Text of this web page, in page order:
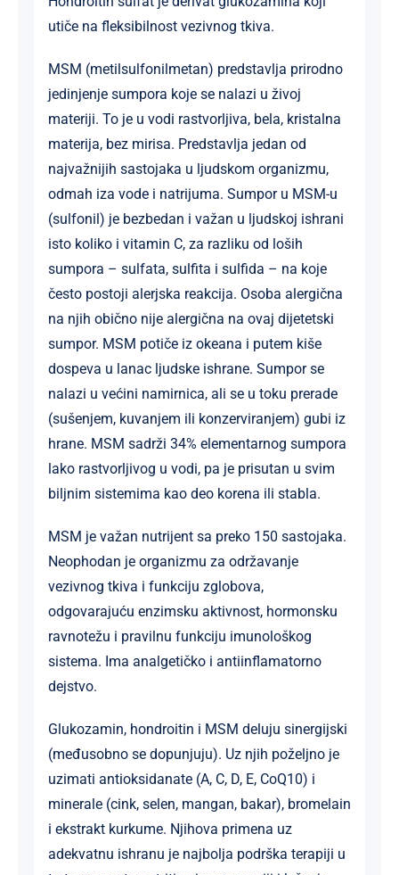
utiče na fleksibilnost vezivnog tkiva.
MSM (metilsulfonilmetan) predstavlja prirodno
jedinjenje sumpora koje se nalazi u živoj
materiji. To je u vodi rastvorljiva, bela, kristalna
materija, bez mirisa. Predstavlja jedan od
najvažnijih sastojaka u ljudskom organizmu,
odmah iza vode i natrijuma. Sumpor u MSM-u
(sulfonil) je bezbedan i važan u ljudskoj ishrani
isto koliko i vitamin C, za razliku od loših
sumpora – sulfata, sulfita i sulfida – na koje
često postoji alerjska reakcija. Osoba alergična
na njih obično nije alergična na ovaj dijetetski
sumpor. MSM potiče iz okeana i putem kiše
dospeva u lanac ljudske ishrane. Sumpor se
nalazi u većini namirnica, ali se u toku prerade
(sušenjem, kuvanjem ili konzerviranjem) gubi iz
hrane. MSM sadrži 34% elementarnog sumpora
lako rastvorljivog u vodi, pa je prisutan u svim
biljnim sistemima kao deo korena ili stabla.
MSM je važan nutrijent sa preko 150 sastojaka.
Neophodan je organizmu za održavanje
vezivnog tkiva i funkciju zglobova,
odgovarajuću enzimsku aktivnost, hormonsku
ravnotežu i pravilnu funkciju imunološkog
sistema. Ima analgetičko i antiinflamatorno
dejstvo.
Glukozamin, hondroitin i MSM deluju sinergijski
(međusobno se dopunjuju). Uz njih poželjno je
uzimati antioksidanate (A, C, D, E, CoQ10) i
minerale (cink, selen, mangan, bakar), bromelain
i ekstrakt kurkume. Njihova primena uz
adekvatnu ishranu je najbolja podrška terapiji u